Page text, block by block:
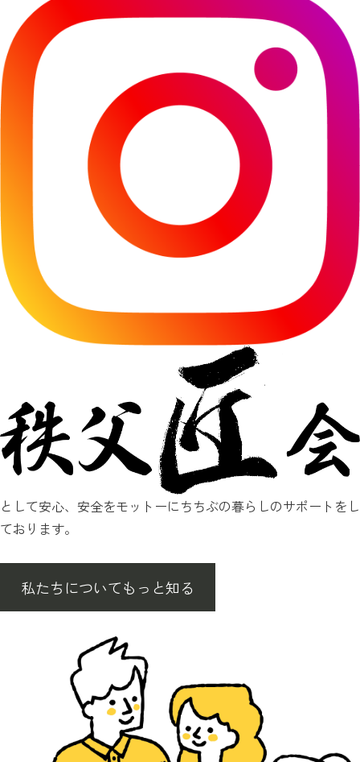
として安心、安全をモットーにちちぶの暮らしのサポートをし
ております。
私たちについてもっと知る